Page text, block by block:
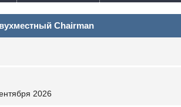
Chairman
2026